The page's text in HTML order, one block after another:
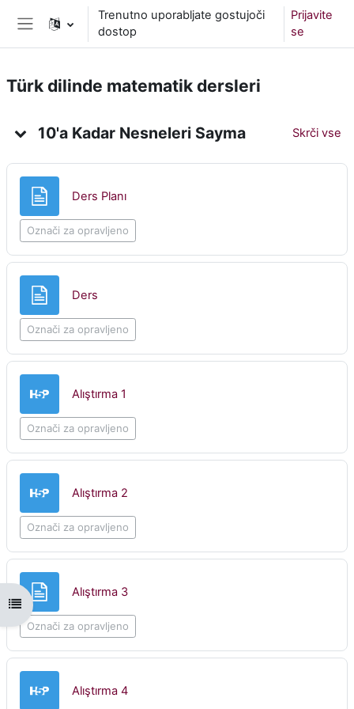
Preskoči na glavno vsebino
Stransko polje
Trenutno uporabljate gostujoči
dostop
Prijavite
se
Odpri kazalo predmeta
Türk dilinde matematik dersleri
10'a Kadar Nesneleri Sayma Skrči vse
Ders PlanıStran
Označi za opravljeno
Ders
Označi za opravljeno
Alıştırma 1
Označi za opravljeno
Alıştırma 2
Označi za opravljeno
Alıştırma 3Stran
Označi za opravljeno
Alıştırma 4H5P